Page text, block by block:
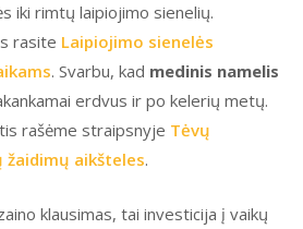
iki rimtų laipiojimo sienelių.
rasite Laipiojimo sienelės
. Svarbu, kad medinis namelis
erdvus ir po kelerių metų.
rašėme straipsnyje Tėvų
žaidimų aikšteles.
klausimas, tai investicija į vaikų